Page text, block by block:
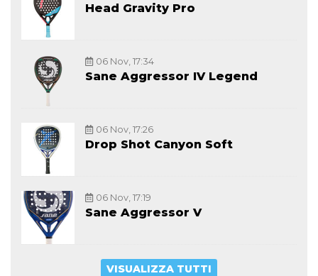
Head Gravity Pro
06 Nov, 17:34
Sane Aggressor IV Legend
06 Nov, 17:26
Drop Shot Canyon Soft
06 Nov, 17:19
Sane Aggressor V
VISUALIZZA TUTTI